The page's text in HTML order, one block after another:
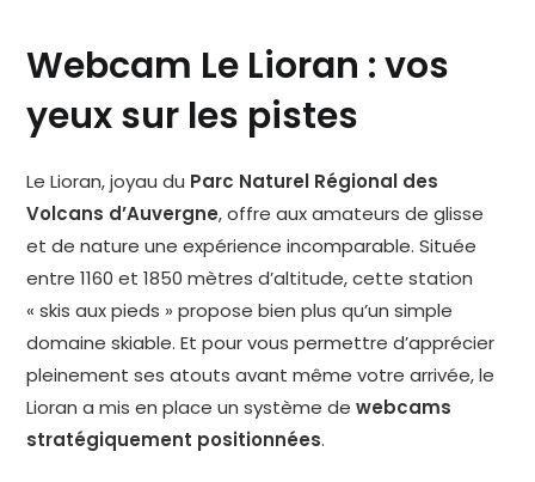
Webcam Le Lioran : vos
yeux sur les pistes
Le Lioran, joyau du Parc Naturel Régional des
Volcans d’Auvergne, offre aux amateurs de glisse
et de nature une expérience incomparable. Située
entre 1160 et 1850 mètres d’altitude, cette station
« skis aux pieds » propose bien plus qu’un simple
domaine skiable. Et pour vous permettre d’apprécier
pleinement ses atouts avant même votre arrivée, le
Lioran a mis en place un système dewebcams
stratégiquement positionnées.